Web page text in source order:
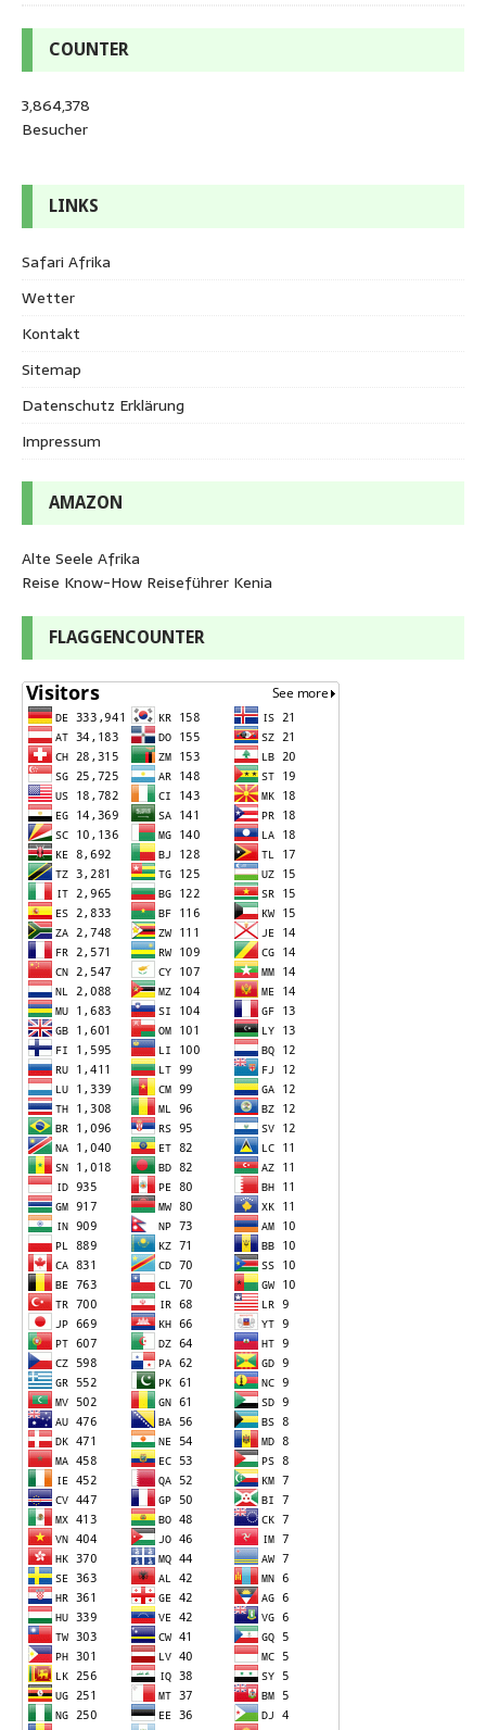
COUNTER
3,864,378
Besucher
LINKS
Safari Afrika
Wetter
Kontakt
Sitemap
Datenschutz Erklärung
Impressum
AMAZON
Alte Seele Afrika
Reise Know-How Reiseführer Kenia
FLAGGENCOUNTER